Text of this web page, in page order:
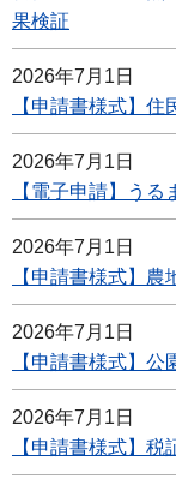
果検証
2026年7月1日
【申請書様式】
2026年7月1日
【電子申請】う
2026年7月1日
【申請書様式】農
2026年7月1日
【申請書様式】公
2026年7月1日
【申請書様式】税